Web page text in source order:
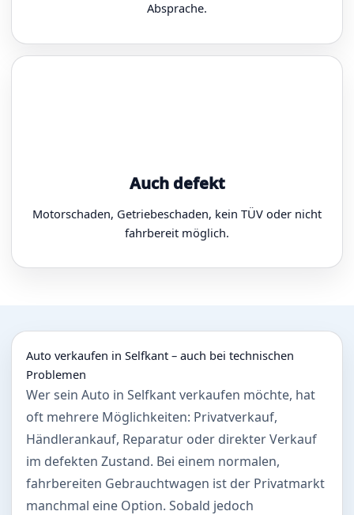
Absprache.
Auch defekt
Motorschaden, Getriebeschaden, kein TÜV oder nicht
fahrbereit möglich.
Auto verkaufen in Selfkant – auch bei technischen
Problemen
Wer sein Auto in Selfkant verkaufen möchte, hat
oft mehrere Möglichkeiten: Privatverkauf,
Händlerankauf, Reparatur oder direkter Verkauf
im defekten Zustand. Bei einem normalen,
fahrbereiten Gebrauchtwagen ist der Privatmarkt
manchmal eine Option. Sobald jedoch